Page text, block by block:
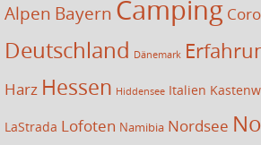
Alpen Bayern Camping
Deutschland Dänemark
Harz Hessen Hiddensee Italien
LaStrada Lofoten Namibia Nordsee